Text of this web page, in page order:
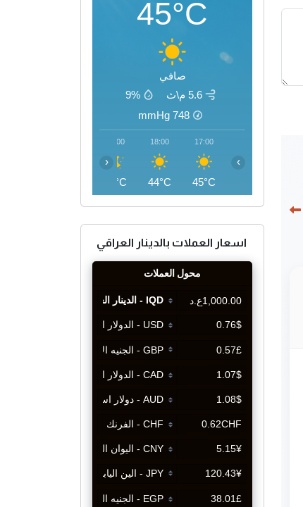
45°C
صافي
5.6 م\ث
9%
748
mmHg
17:00
45°C
18:00
44°C
19:00
42°C
‹ ›
اسعار العملات بالدينار العراقي